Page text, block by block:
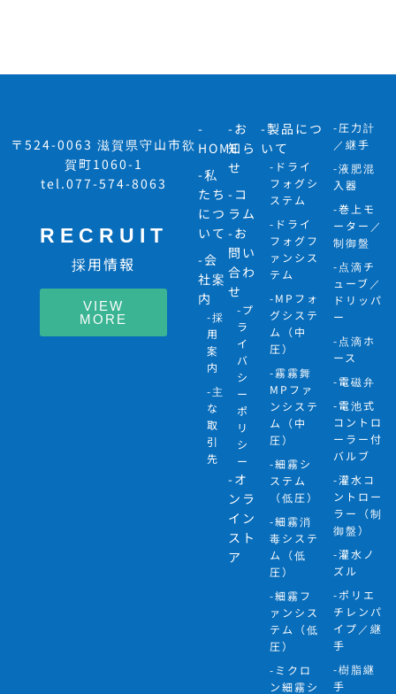
〒524-0063 滋賀県守山市欲
賀町1060-1
tel.077-574-8063
RECRUIT
採用情報
VIEW
MORE
-
HOME
-私
たち
につ
いて
-会
社案
内
-採
用
案
内
-主
な
取
引
先
-お
知ら
せ
-コ
ラム
-お
問い
合わ
せ
-プ
ラ
イ
バ
シ
ー
ポ
リ
シ
ー
-オ
ンラ
イン
スト
ア
-製品につ
いて
-ドライ
フォグシ
ステム
-ドライ
フォグフ
ァンシス
テム
-MPフォ
グシステ
ム（中
圧）
-霧霧舞
MPファ
ンシステ
ム（中
圧）
-細霧シ
ステム
（低圧）
-細霧消
毒システ
ム（低
圧）
-細霧フ
ァンシス
テム（低
圧）
-ミクロ
ン細霧シ
-圧力計
／継手
-液肥混
入器
-巻上モ
ーター／
制御盤
-点滴チ
ューブ／
ドリッパ
ー
-点滴ホ
ース
-電磁弁
-電池式
コントロ
ーラー付
バルブ
-灌水コ
ントロー
ラー（制
御盤）
-灌水ノ
ズル
-ポリエ
チレンパ
イプ／継
手
-樹脂継
手